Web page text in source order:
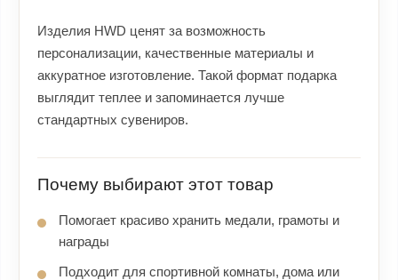
Изделия HWD ценят за возможность
персонализации, качественные материалы и
аккуратное изготовление. Такой формат подарка
выглядит теплее и запоминается лучше
стандартных сувениров.
Почему выбирают этот товар
Помогает красиво хранить медали, грамоты и
награды
Подходит для спортивной комнаты, дома или